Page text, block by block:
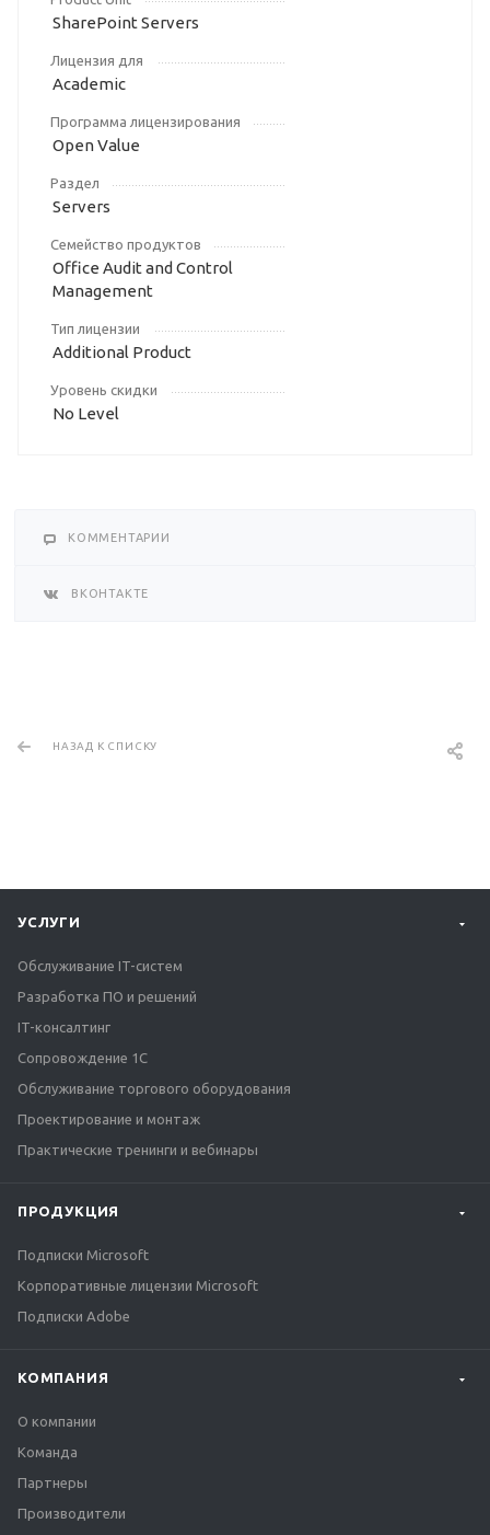
SharePoint Servers
Лицензия для
Academic
Программа лицензирования
Open Value
Раздел
Servers
Семейство продуктов
Office Audit and Control
Management
Тип лицензии
Additional Product
Уровень скидки
No Level
КОММЕНТАРИИ
ВКОНТАКТЕ
НАЗАД К СПИСКУ
УСЛУГИ
Обслуживание IT-систем
Разработка ПО и решений
IT-консалтинг
Сопровождение 1С
Обслуживание торгового оборудования
Проектирование и монтаж
Практические тренинги и вебинары
ПРОДУКЦИЯ
Подписки Microsoft
Корпоративные лицензии Microsoft
Подписки Adobe
КОМПАНИЯ
О компании
Команда
Партнеры
Производители